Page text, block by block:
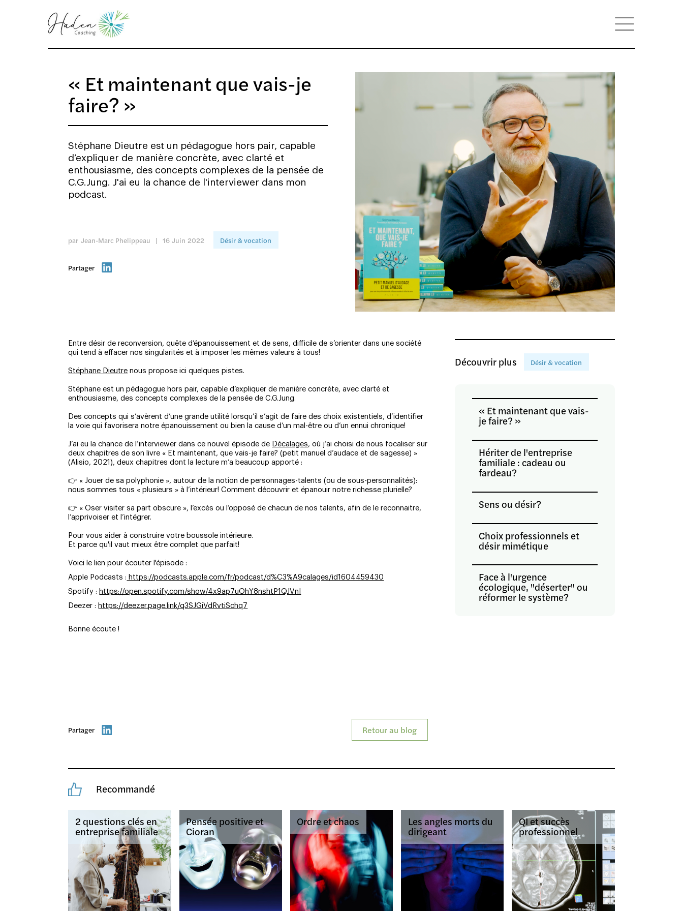
« Et maintenant que vais-je
faire? »
Stéphane Dieutre est un pédagogue hors pair, capable
d’expliquer de manière concrète, avec clarté et
enthousiasme, des concepts complexes de la pensée de
C.G.Jung. J'ai eu la chance de l'interviewer dans mon
podcast.
par Jean-Marc Phelippeau | 16 Juin 2022 Désir & vocation
Partager
Entre désir de reconversion, quête d’épanouissement et de sens, difficile de s’orienter dans une société
qui tend à effacer nos singularités et à imposer les mêmes valeurs à tous!
Stéphane Dieutre nous propose ici quelques pistes.
Stéphane est un pédagogue hors pair, capable d’expliquer de manière concrète, avec clarté et
enthousiasme, des concepts complexes de la pensée de C.G.Jung.
Des concepts qui s’avèrent d’une grande utilité lorsqu’il s’agit de faire des choix existentiels, d’identifier
la voie qui favorisera notre épanouissement ou bien la cause d’un mal-être ou d’un ennui chronique!
J’ai eu la chance de l’interviewer dans ce nouvel épisode de Décalages, où j’ai choisi de nous focaliser sur
deux chapitres de son livre « Et maintenant, que vais-je faire? (petit manuel d’audace et de sagesse) »
(Alisio, 2021), deux chapitres dont la lecture m’a beaucoup apporté :
👉 « Jouer de sa polyphonie », autour de la notion de personnages-talents (ou de sous-personnalités):
nous sommes tous « plusieurs » à l’intérieur! Comment découvrir et épanouir notre richesse plurielle?
👉 « Oser visiter sa part obscure », l’excès ou l’opposé de chacun de nos talents, afin de le reconnaitre,
l’apprivoiser et l’intégrer.
Pour vous aider à construire votre boussole intérieure.
Et parce qu'il vaut mieux être complet que parfait!
Voici le lien pour écouter l'épisode :
Apple Podcasts : https://podcasts.apple.com/fr/podcast/d%C3%A9calages/id1604459430
Spotify : https://open.spotify.com/show/4x9ap7uOhY8nshtP1QJVnI
Deezer : https://deezer.page.link/q3SJGiVdRvtiSchq7
Bonne écoute !
Partager Retour au blog
Découvrir plus Désir & vocation
« Et maintenant que vais-
je faire? »
Hériter de l'entreprise
familiale : cadeau ou
fardeau?
Sens ou désir?
Choix professionnels et
désir mimétique
Face à l'urgence
écologique, "déserter" ou
réformer le système?
Recommandé
2 questions clés en
entreprise familiale
Pensée positive et
Cioran
Ordre et chaos Les angles morts du
dirigeant
QI et succès
professionnel